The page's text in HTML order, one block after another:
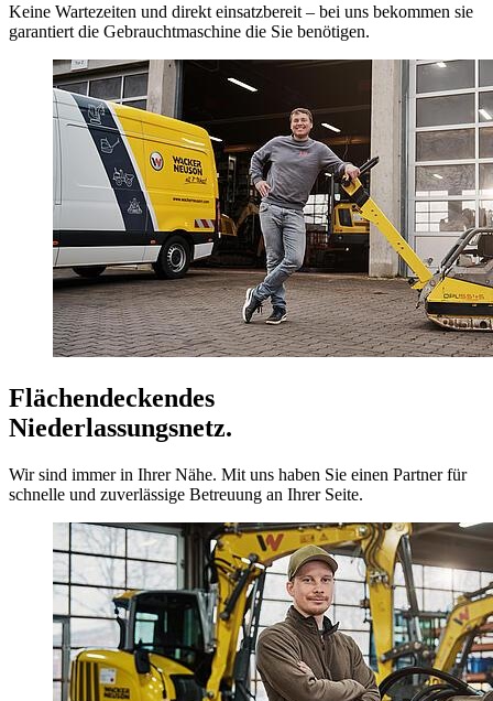
Keine Wartezeiten und direkt einsatzbereit – bei uns bekommen sie
garantiert die Gebrauchtmaschine die Sie benötigen.
Flächendeckendes
Niederlassungsnetz.
Wir sind immer in Ihrer Nähe. Mit uns haben Sie einen Partner für
schnelle und zuverlässige Betreuung an Ihrer Seite.